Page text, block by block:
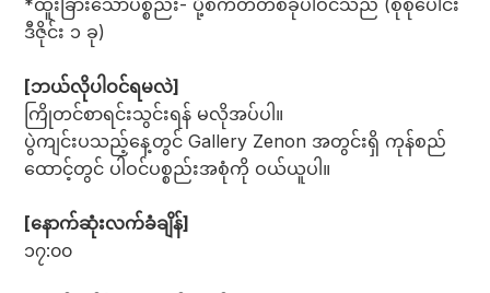
*ထူးခြားသောပစ္စည်း- ပို့စကတ်တစ်ခုပါဝင်သည် (စုစုပေါင်း
ဒီဇိုင်း ၁ ခု)
[ဘယ်လိုပါဝင်ရမလဲ]
ကြိုတင်စာရင်းသွင်းရန် မလိုအပ်ပါ။
ပွဲကျင်းပသည့်နေ့တွင် Gallery Zenon အတွင်းရှိ ကုန်စည်
ထောင့်တွင် ပါဝင်ပစ္စည်းအစုံကို ဝယ်ယူပါ။
[နောက်ဆုံးလက်ခံချိန်]
၁၇:၀၀